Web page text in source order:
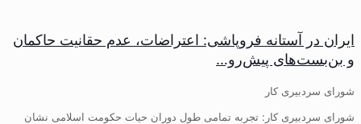
ایران در آستانه فروپاشی: اعتراضات، عدم حقانیت حاکمان
و بن‌بست‌های پیش‌رو…
شورای سردبیری کار
شورای سردبیری کار: تجربه تمامی طول دوران حیات حکومت اسلامی نشان